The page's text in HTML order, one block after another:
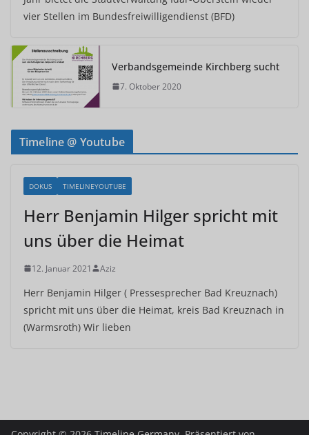
vier Stellen im Bundesfreiwilligendienst (BFD)
Verbandsgemeinde Kirchberg sucht
7. Oktober 2020
Timeline @ Youtube
DOKUS TIMELINEYOUTUBE
Herr Benjamin Hilger spricht mit
uns über die Heimat
12. Januar 2021 Aziz
Herr Benjamin Hilger ( Pressesprecher Bad Kreuznach)
spricht mit uns über die Heimat, kreis Bad Kreuznach in
(Warmsroth) Wir lieben